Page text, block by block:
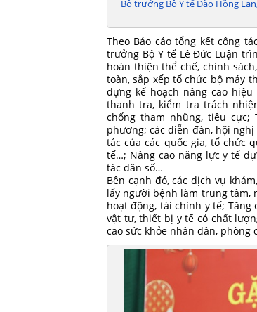
Bộ trưởng Bộ Y tế Đào Hồng
Theo Báo cáo tổng kết công
trưởng Bộ Y tế Lê Đức Luận
hoàn thiện thể chế, chính
toàn, sắp xếp tổ chức bộ máy
dựng kế hoạch nâng cao
thanh tra, kiểm tra trách
chống tham nhũng, tiêu
phương; các diễn đàn, hội
tác của các quốc gia, tổ chức
tế…; Nâng cao năng lực y tế
tác dân số…
Bên cạnh đó, các dịch vụ
lấy người bệnh làm trung tâm,
hoạt động, tài chính y tế;
vật tư, thiết bị y tế có chất
cao sức khỏe nhân dân,